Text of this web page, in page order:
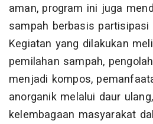
aman, program ini juga
sampah berbasis partisipasi
Kegiatan yang dilakukan
pemilahan sampah,
menjadi kompos,
anorganik melalui daur
kelembagaan masyarakat